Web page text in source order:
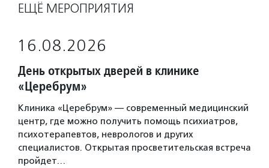
ЕЩЁ МЕРОПРИЯТИЯ
16.08.2026
День открытых дверей в клинике
«Церебрум»
Клиника «Церебрум» — современный медицинский
центр, где можно получить помощь психиатров,
психотерапевтов, неврологов и других
специалистов. Открытая просветительская встреча
пройдет…